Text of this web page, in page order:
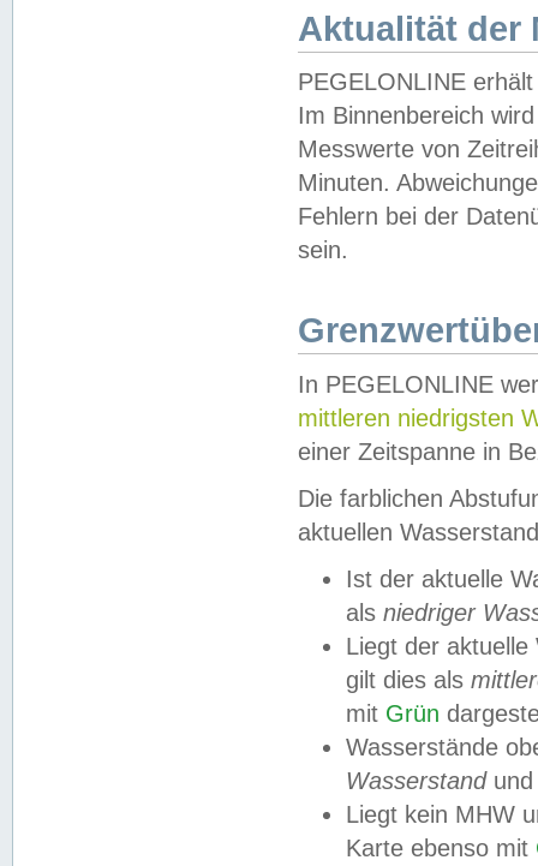
Aktualität der
PEGELONLINE
Im Binnenbereich
Messwerte von
Minuten.
Fehlern bei der
sein.
In PEGELONLINE
mittleren niedrigsten
einer Zeitspanne in
Die farblichen
aktuellen
Ist der aktuelle
als niedriger
Liegt der
gilt dies als
mit Grün
Wasserstände
Wasserstandund
Liegt kein MHW
Karte ebenso mit